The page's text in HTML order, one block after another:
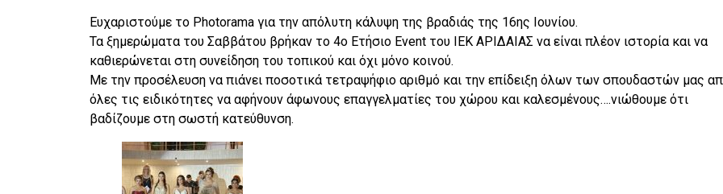
Ευχαριστούμε το Photorama για την απόλυτη κάλυψη της βραδιάς της 16ης Ιουνίου.
Τα ξημερώματα του Σαββάτου βρήκαν το 4ο Ετήσιο Event του ΙΕΚ ΑΡΙΔΑΙΑΣ να είναι πλέον ιστορία και να
καθιερώνεται στη συνείδηση του τοπικού και όχι μόνο κοινού.
Με την προσέλευση να πιάνει ποσοτικά τετραψήφιο αριθμό και την επίδειξη όλων των σπουδαστών μας
όλες τις ειδικότητες να αφήνουν άφωνους επαγγελματίες του χώρου και καλεσμένους….νιώθουμε ότι
βαδίζουμε στη σωστή κατεύθυνση.